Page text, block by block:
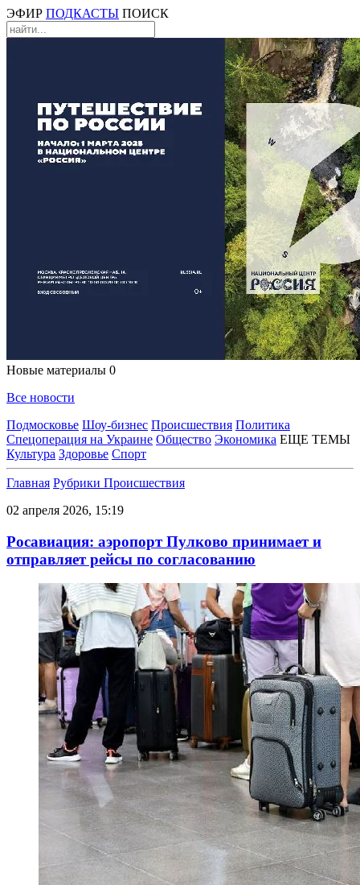
ЭФИР ПОДКАСТЫ ПОИСК
Новые материалы 0
Все новости
Подмосковье Шоу-бизнес Происшествия Политика
Спецоперация на Украине Общество Экономика ЕЩЕ ТЕМЫ
Культура Здоровье Спорт
Главная Рубрики Происшествия
02 апреля 2026, 15:19
Росавиация: аэропорт Пулково принимает и
отправляет рейсы по согласованию